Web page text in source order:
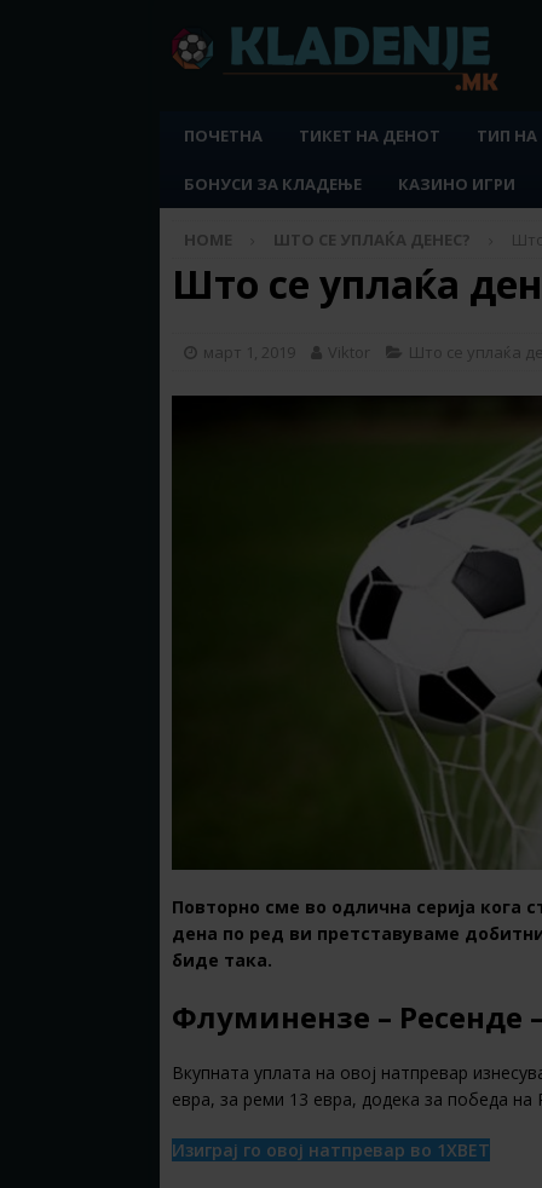
ПОЧЕТНА ТИКЕТ НА ДЕНОТ ТИП
БОНУСИ ЗА КЛАДЕЊЕ КАЗИНО ИГРИ
HOME ШТО СЕ УПЛАЌА ДЕНЕС?
Што се уплаќа
март 1, 2019 Viktor Што се уплаќа
Повторно сме во одлична серија кога
дена по ред ви претставуваме
биде така.
Флуминензе – Ресенде –
Вкупната уплата на овој натпревар
евра, за реми 13 евра, додека за победа
Изиграј го овој натпревар во 1XBET